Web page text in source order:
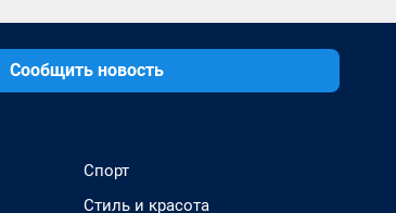
Сообщить новость
Спорт
Стиль и красота